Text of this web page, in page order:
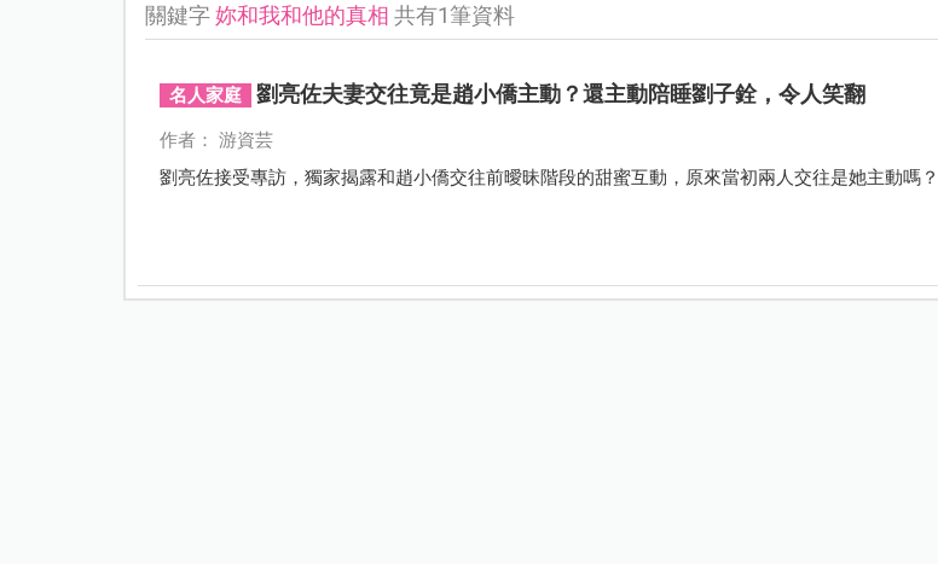
關鍵字妳和我和他的真相 共有1筆資料
名人家庭 劉亮佐夫妻交往竟是趙小僑主動？還主動陪睡劉子銓，令人笑翻
作者： 游資芸
劉亮佐接受專訪，獨家揭露和趙小僑交往前曖昧階段的甜蜜互動，原來當初兩人交往是她主動嗎？